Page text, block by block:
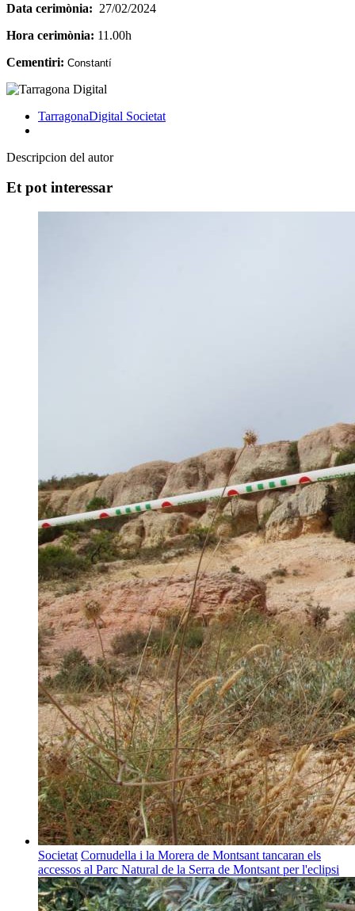
Data cerimònia: 27/02/2024
Hora cerimònia: 11.00h
Cementiri: Constantí
TarragonaDigital Societat
Descripcion del autor
Et pot interessar
Societat Cornudella i la Morera de Montsant tancaran els
accessos al Parc Natural de la Serra de Montsant per l'eclipsi